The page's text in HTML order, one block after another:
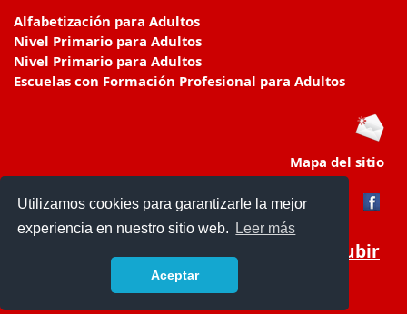
Utilizamos cookies para garantizarle la mejor
experiencia en nuestro sitio web.
Leer más
Aceptar
Alfabetización para Adultos
Nivel Primario para Adultos
Nivel Primario para Adultos
Escuelas con Formación Profesional para Adultos
Mapa del sitio
Subir